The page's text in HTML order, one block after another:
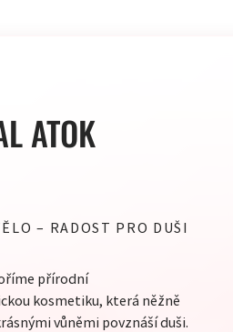
ATOK
– RADOST PRO DUŠI
přírodní
kosmetiku, která něžně
vůněmi povznáší duši.